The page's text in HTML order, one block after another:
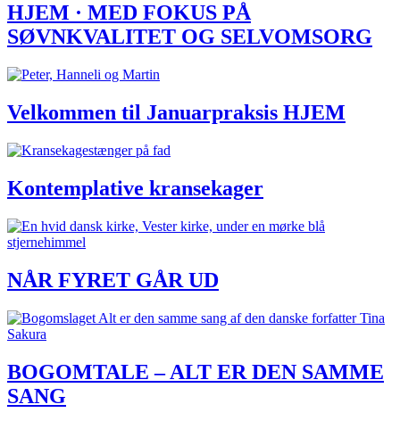
HJEM · MED FOKUS PÅ
SØVNKVALITET OG SELVOMSORG
Velkommen til Januarpraksis HJEM
Kontemplative kransekager
NÅR FYRET GÅR UD
BOGOMTALE – ALT ER DEN SAMME
SANG